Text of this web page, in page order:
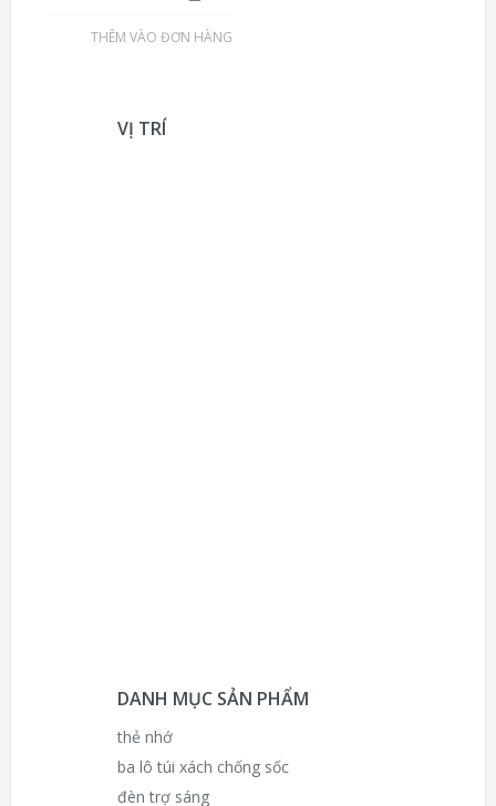
THÊM VÀO ĐƠN HÀNG
VỊ TRÍ
DANH MỤC SẢN PHẨM
thẻ nhớ
ba lô túi xách chống sốc
đèn trợ sáng